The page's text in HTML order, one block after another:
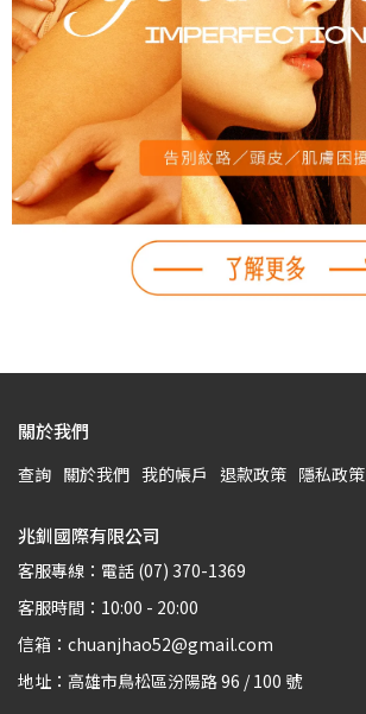
關於我們
查詢 關於我們 我的帳戶 退款政策 隱私政策
兆釧國際有限公司
客服專線：電話 (07) 370-1369
客服時間：10:00 - 20:00
信箱：chuanjhao52@gmail.com
地址：高雄市鳥松區汾陽路 96 / 100 號